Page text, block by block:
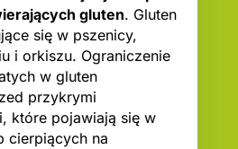
gluten. Gluten
się w pszenicy,
i orkiszu. Ograniczenie
w gluten
przykrymi
które pojawiają się w
cierpiących na